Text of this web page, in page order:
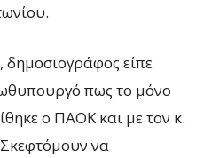
δημοσιογράφος είπε
πως το μόνο
ο ΠΑΟΚ και με τον κ.
να